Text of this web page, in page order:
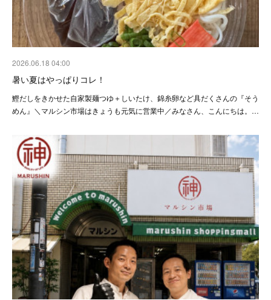
2026.06.18 04:00
暑い夏はやっぱりコレ！
鰹だしをきかせた自家製麺つゆ＋しいたけ、錦糸卵など具だくさんの『そう
めん』＼マルシン市場はきょうも元気に営業中／みなさん、こんにちは。…